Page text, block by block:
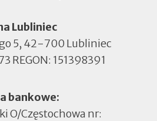
Lubliniec
5, 42-700 Lubliniec
REGON: 151398391
bankowe:
O/Częstochowa nr: